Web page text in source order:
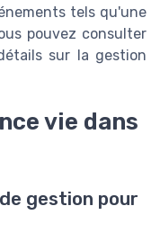
tels qu'une
pouvez consulter
sur la gestion
vie dans
gestion pour